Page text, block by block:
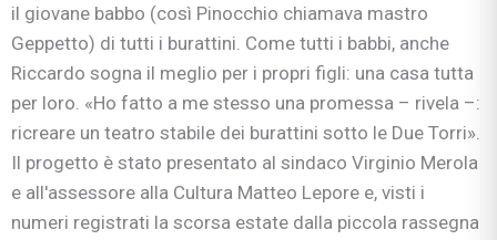
il giovane babbo (così Pinocchio chiamava mastro
Geppetto) di tutti i burattini. Come tutti i babbi, anche
Riccardo sogna il meglio per i propri figli: una casa tutta
per loro. «Ho fatto a me stesso una promessa – rivela –:
ricreare un teatro stabile dei burattini sotto le Due Torri».
Il progetto è stato presentato al sindaco Virginio Merola
e all'assessore alla Cultura Matteo Lepore e, visti i
numeri registrati la scorsa estate dalla piccola rassegna